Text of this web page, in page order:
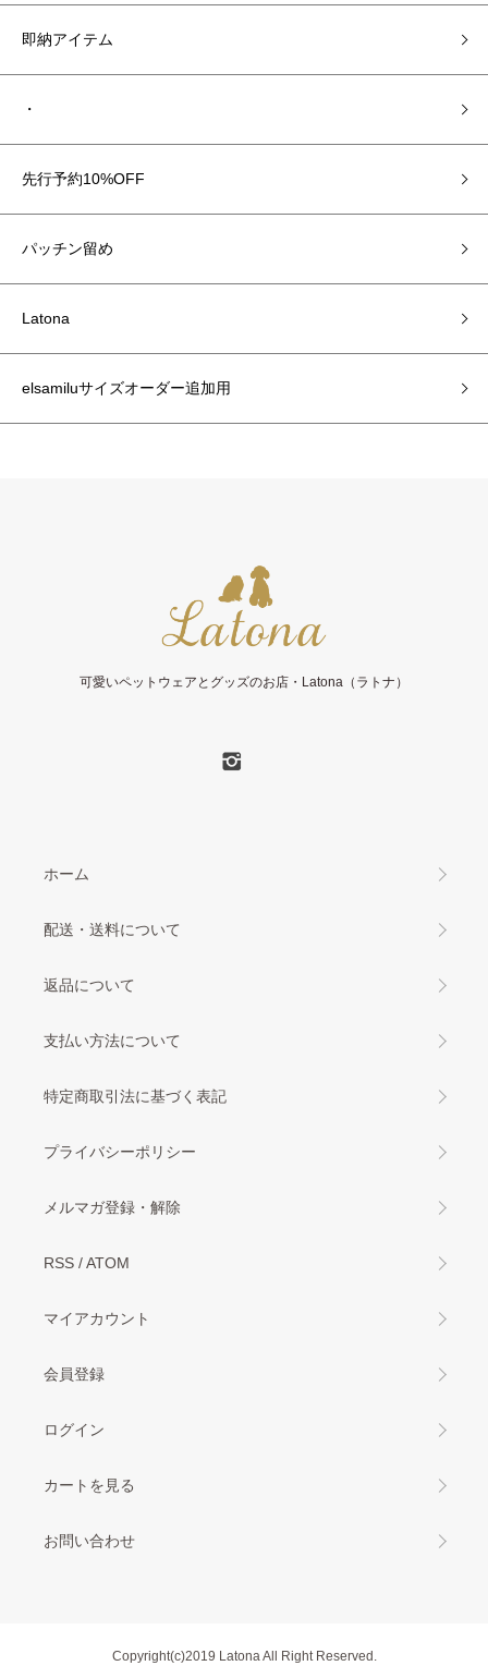
即納アイテム
・
先行予約10%OFF
パッチン留め
Latona
elsamiluサイズオーダー追加用
可愛いペットウェアとグッズのお店・Latona（ラトナ）
ホーム
配送・送料について
返品について
支払い方法について
特定商取引法に基づく表記
プライバシーポリシー
メルマガ登録・解除
RSS /ATOM
マイアカウント
会員登録
ログイン
カートを見る
お問い合わせ
Copyright(c)2019 Latona All Right Reserved.